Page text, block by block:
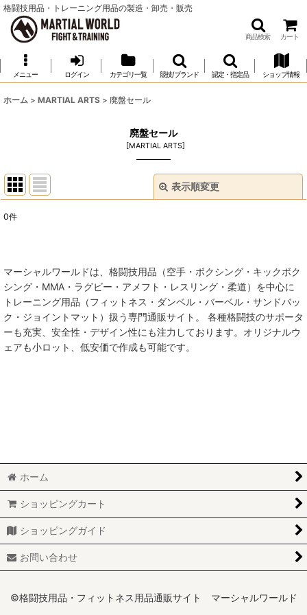
格闘技用品・トレーニング用品の製造・卸売・販売
商品検索 カート
メニュー ログイン カテゴリ一覧 競技/ブランド 認定・指定品 ショップ情報
ホーム > MARTIAL ARTS > 廃盤セール
廃盤セール
[MARTIAL ARTS]
表示順変更
絞り込む
0件
マーシャルワールドは、格闘技用品（空手・ボクシング・キックボク
シング・MMA・ラグビー・アメフト・レスリング・柔道）を中心に
トレーニング用品（フィットネス・ダンベル・バーベル・サンドバッ
ク・ジョイントマット）扱う専門通販サイト。 各種格闘技のサポータ
ーも充実、安全性・デザイン性にも注力しております。オリジナルウ
ェアも小ロット、低安価で作成も可能です。
ホーム
ショッピングカート
ショッピングガイド
お問い合わせ
©格闘技用品・フィットネス用品通販サイト マーシャルワールド